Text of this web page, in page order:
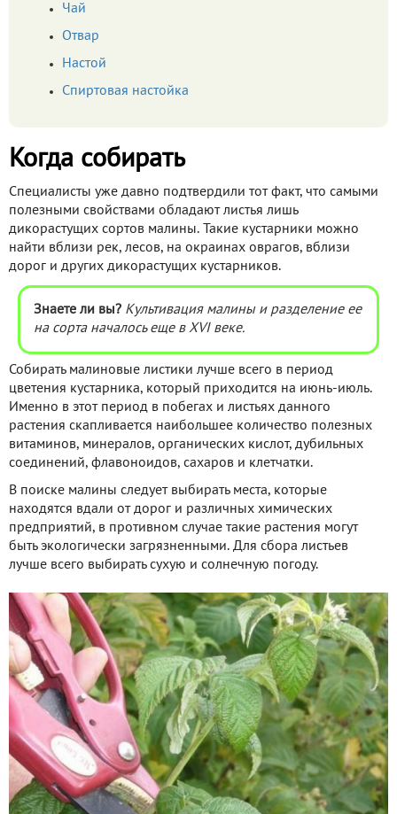
Чай
Отвар
Настой
Спиртовая настойка
Когда собирать
Специалисты уже давно подтвердили тот факт, что самыми
полезными свойствами обладают листья лишь
дикорастущих сортов малины. Такие кустарники можно
найти вблизи рек, лесов, на окраинах оврагов, вблизи
дорог и других дикорастущих кустарников.
Знаете ли вы? Культивация малины и разделение ее
на сорта началось еще в XVI веке.
Собирать малиновые листики лучше всего в период
цветения кустарника, который приходится на июнь-июль.
Именно в этот период в побегах и листьях данного
растения скапливается наибольшее количество полезных
витаминов, минералов, органических кислот, дубильных
соединений, флавоноидов, сахаров и клетчатки.
В поиске малины следует выбирать места, которые
находятся вдали от дорог и различных химических
предприятий, в противном случае такие растения могут
быть экологически загрязненными. Для сбора листьев
лучше всего выбирать сухую и солнечную погоду.